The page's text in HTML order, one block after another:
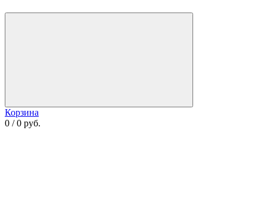
Корзина
0 / 0 руб.